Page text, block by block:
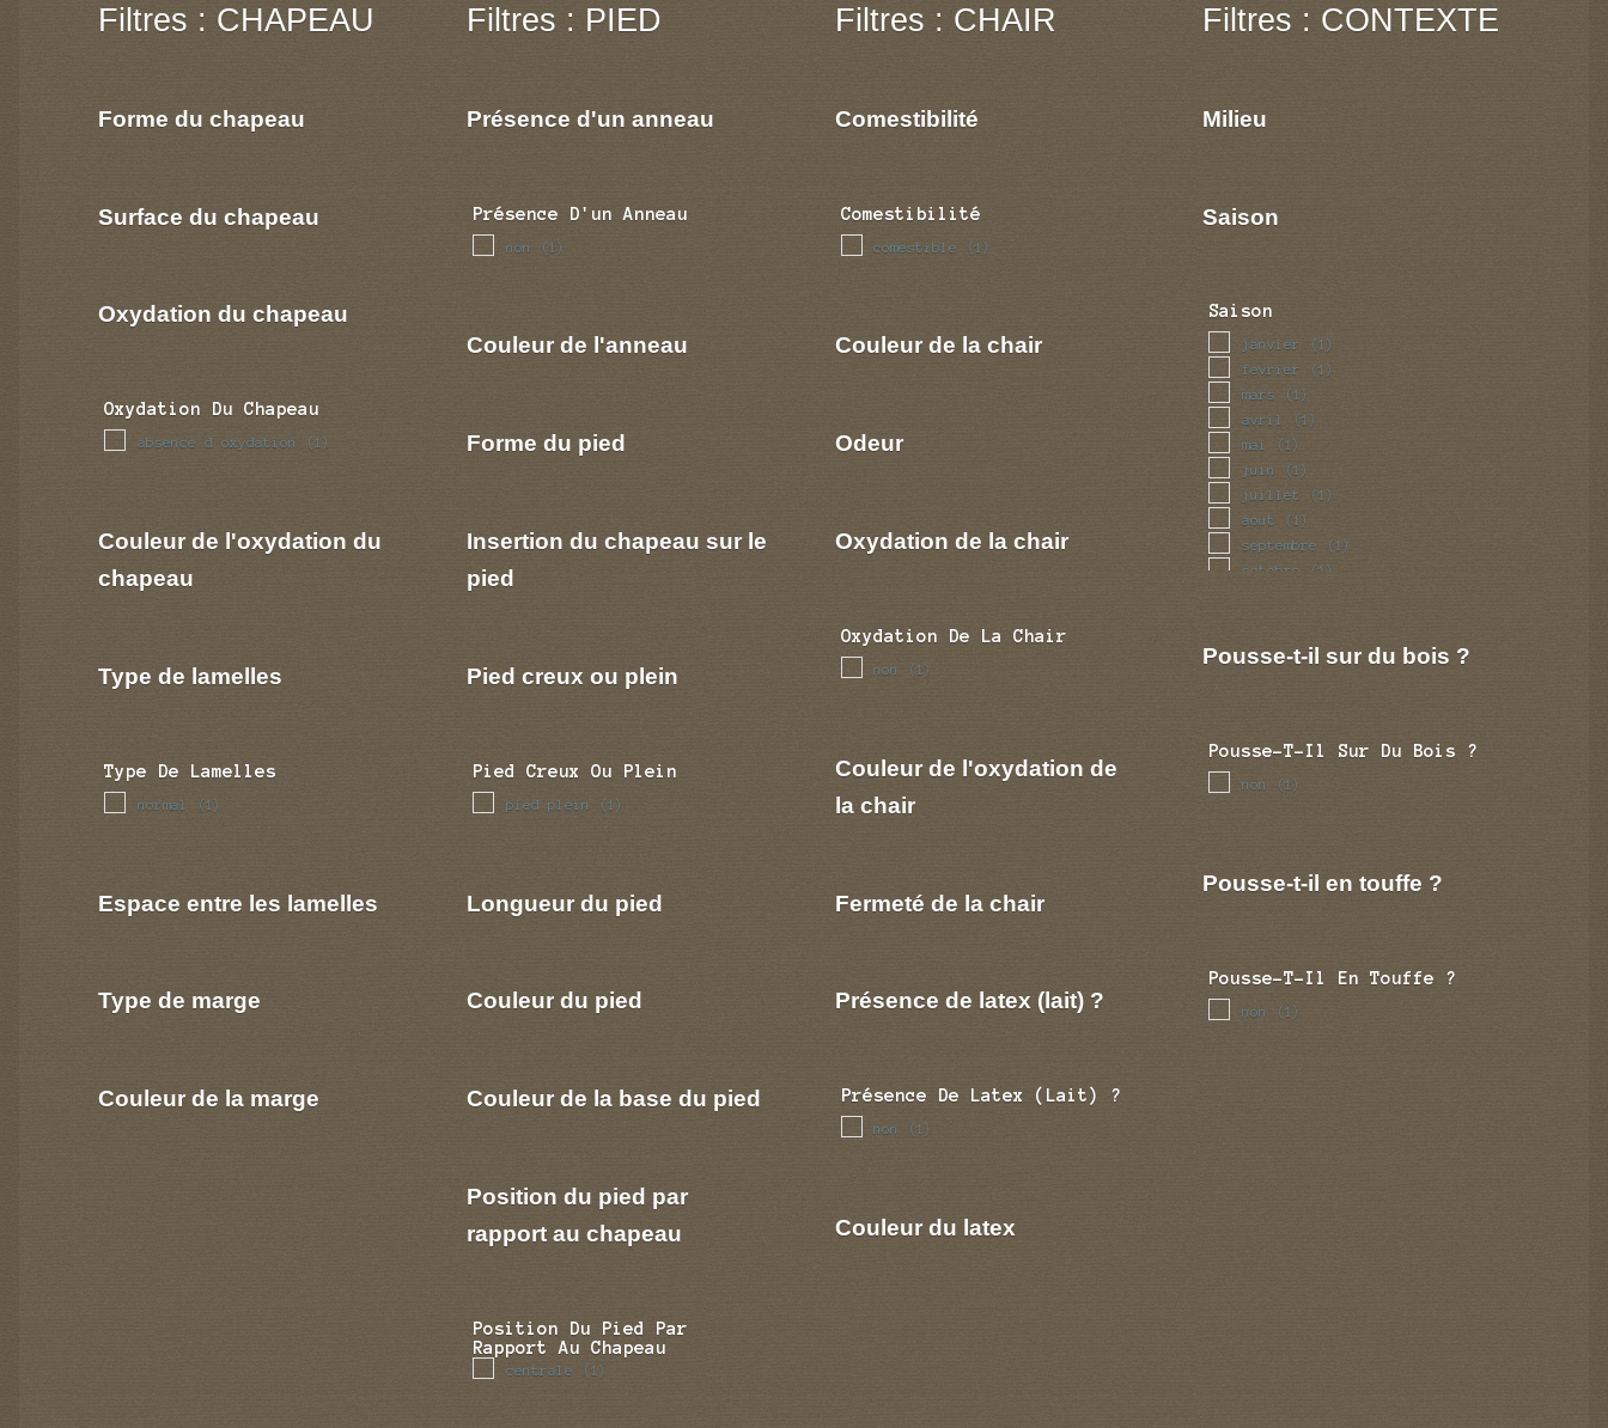
Filtres : CHAPEAU
Forme du chapeau
Surface du chapeau
Oxydation du chapeau
Oxydation Du Chapeau
absence d oxydation (1)
Couleur de l'oxydation du
chapeau
Type de lamelles
Type De Lamelles
normal (1)
Espace entre les lamelles
Type de marge
Couleur de la marge
Filtres : PIED
Présence d'un anneau
Présence D'un Anneau
non (1)
Couleur de l'anneau
Forme du pied
Insertion du chapeau sur le
pied
Pied creux ou plein
Pied Creux Ou Plein
pied plein (1)
Longueur du pied
Couleur du pied
Couleur de la base du pied
Position du pied par
rapport au chapeau
Position Du Pied Par
Rapport Au Chapeau
centrale (1)
Filtres : CHAIR
Comestibilité
Comestibilité
comestible (1)
Couleur de la chair
Odeur
Oxydation de la chair
Oxydation De La Chair
non (1)
Couleur de l'oxydation de
la chair
Fermeté de la chair
Présence de latex (lait) ?
Présence De Latex (lait) ?
non (1)
Couleur du latex
Filtres : CONTEXTE
Milieu
Saison
Saison
janvier (1)
fevrier (1)
mars (1)
avril (1)
mai (1)
juin (1)
juillet (1)
aout (1)
septembre (1)
octobre (1)
Pousse-t-il sur du bois ?
Pousse-T-Il Sur Du Bois ?
non (1)
Pousse-t-il en touffe ?
Pousse-T-Il En Touffe ?
non (1)